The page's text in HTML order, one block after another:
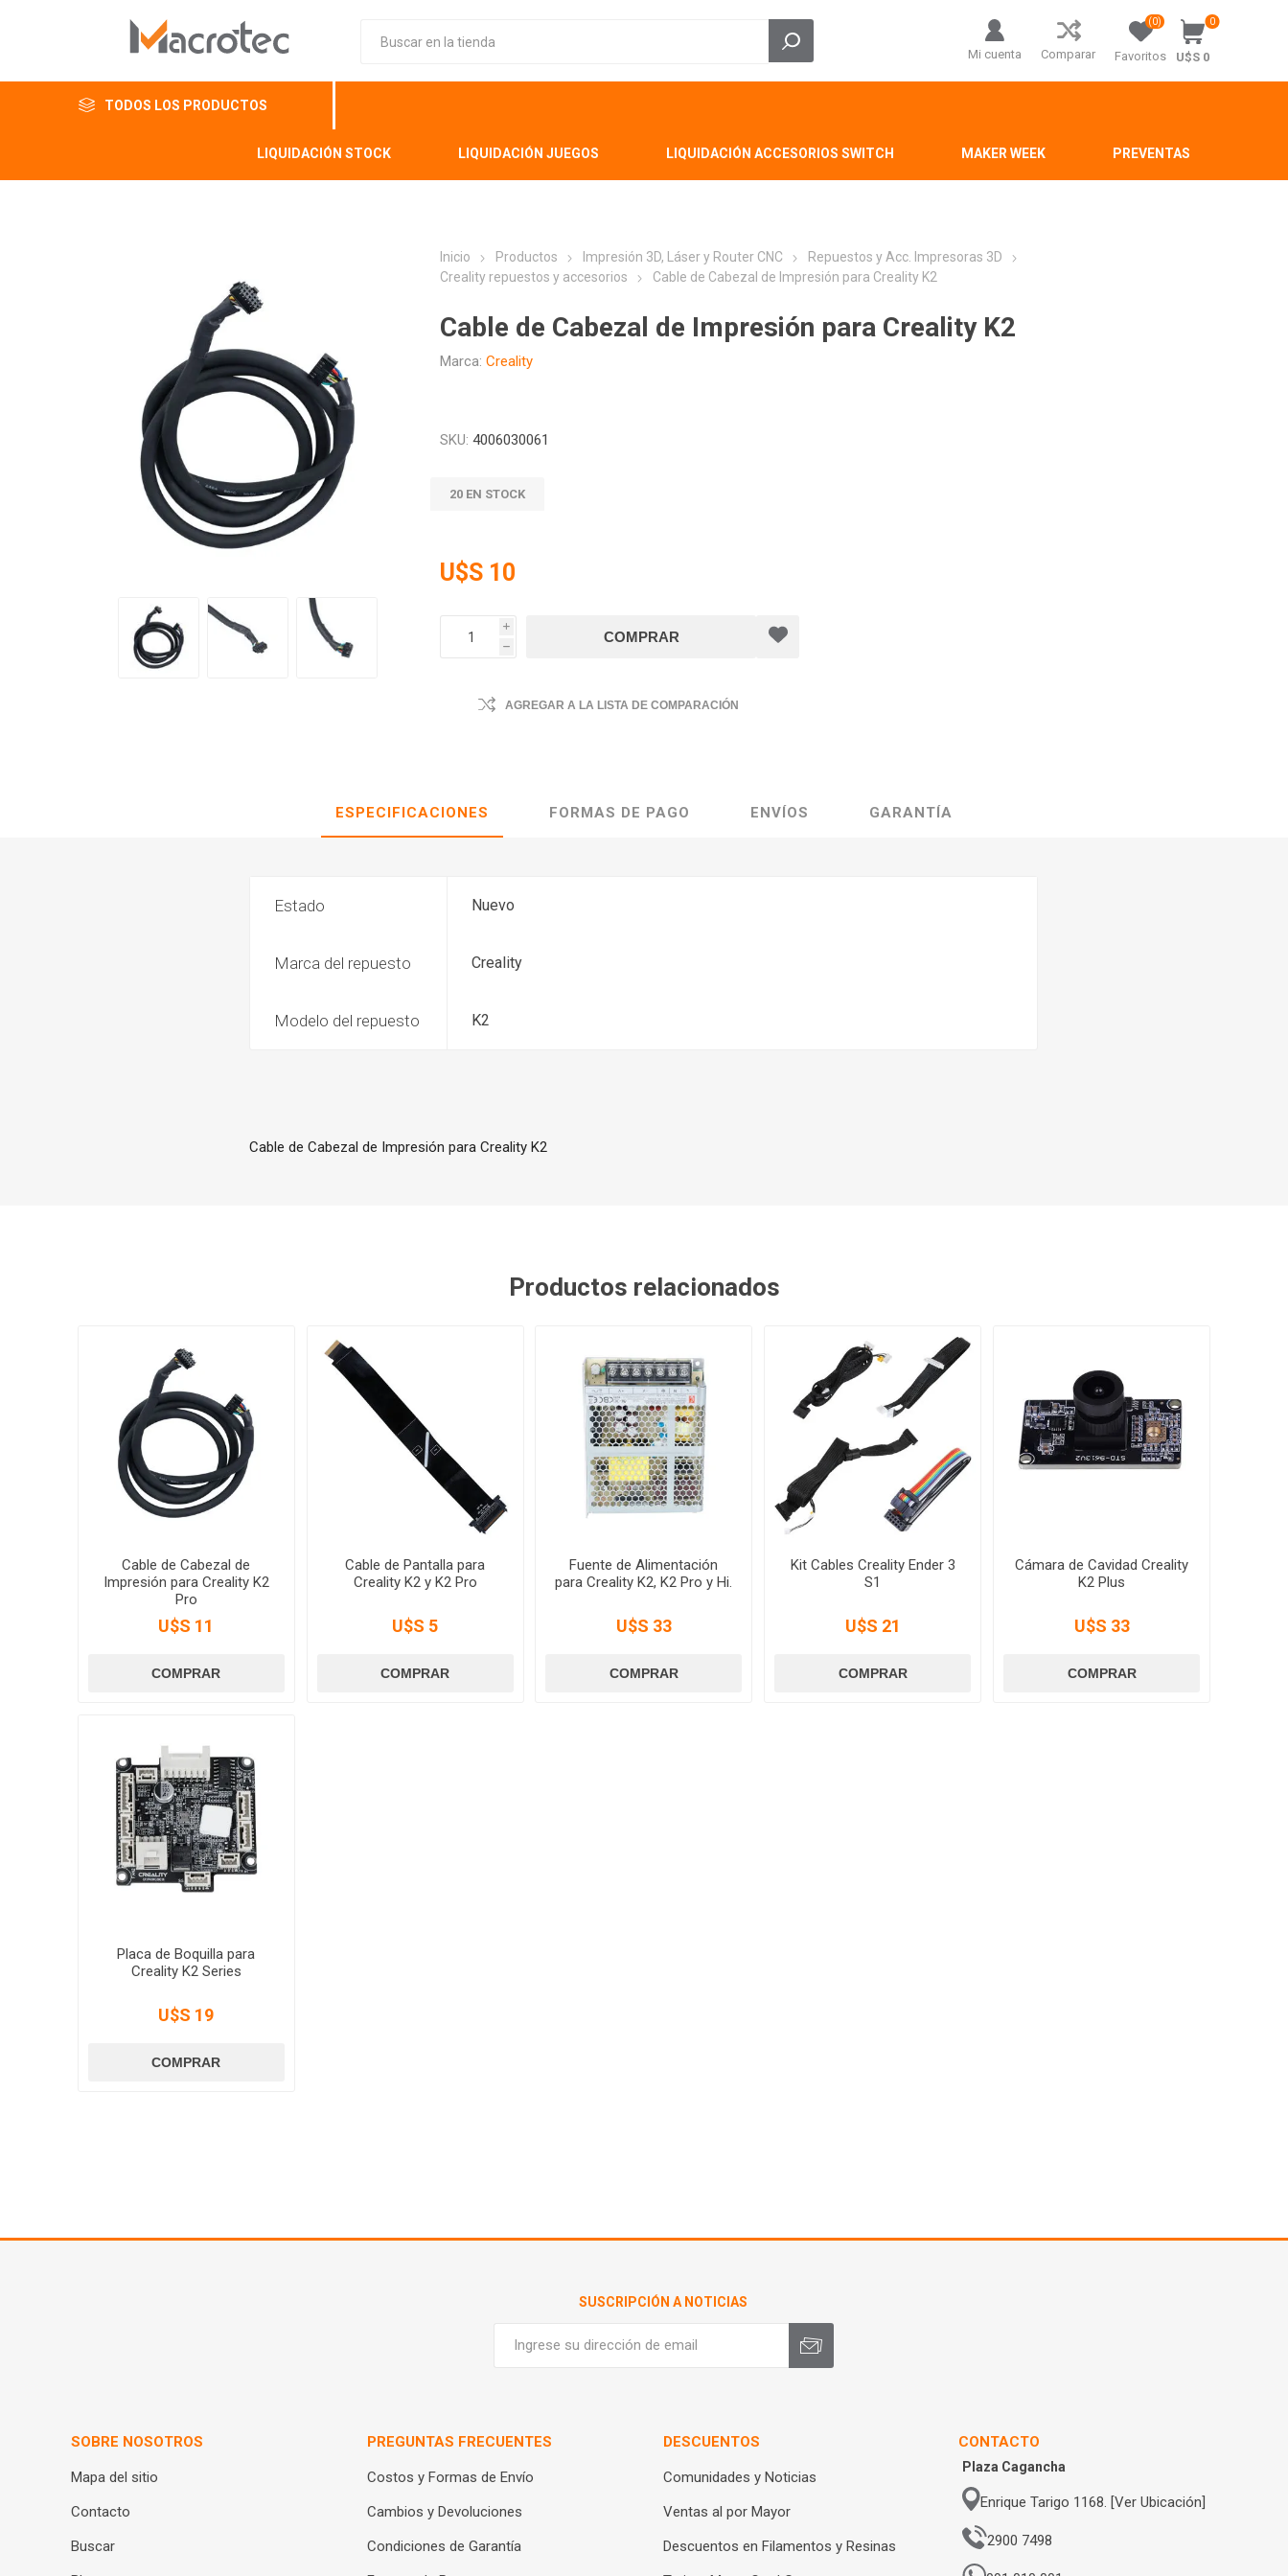
Mi cuenta Comparar Favoritos
(0) 0
U$S 0
TODOS LOS PRODUCTOS
LIQUIDACIÓN STOCK LIQUIDACIÓN JUEGOS LIQUIDACIÓN ACCESORIOS SWITCH MAKER WEEK PREVENTAS
Inicio Productos Impresión 3D, Láser y Router CNC
Repuestos y Acc. Impresoras 3D
Creality repuestos y accesorios
Cable de Cabezal de Impresión para Creality K2
Cable de Cabezal de Impresión para Creality K2
Marca: Creality
SKU: 4006030061
20 EN STOCK
U$S 10
i
h
AGREGAR A LA LISTA DE COMPARACIÓN
ESPECIFICACIONES FORMAS DE PAGO ENVÍOS GARANTÍA
Estado Nuevo
Marca del repuesto Creality
Modelo del repuesto K2
Cable de Cabezal de Impresión para Creality K2
Productos relacionados
Cable de Cabezal de
Impresión para Creality K2
Pro
U$S 11
Cable de Pantalla para
Creality K2 y K2 Pro
U$S 5
Fuente de Alimentación
para Creality K2, K2 Pro y Hi.
U$S 33
Kit Cables Creality Ender 3
S1
U$S 21
Cámara de Cavidad Creality
K2 Plus
U$S 33
Placa de Boquilla para
Creality K2 Series
U$S 19
SUSCRIPCIÓN A NOTICIAS
SOBRE NOSOTROS
Mapa del sitio
Contacto
Buscar
PREGUNTAS FRECUENTES
Costos y Formas de Envío
Cambios y Devoluciones
Condiciones de Garantía
DESCUENTOS
Comunidades y Noticias
Ventas al por Mayor
Descuentos en Filamentos y Resinas
CONTACTO
Plaza Cagancha
Enrique Tarigo 1168. [Ver Ubicación]
2900 7498